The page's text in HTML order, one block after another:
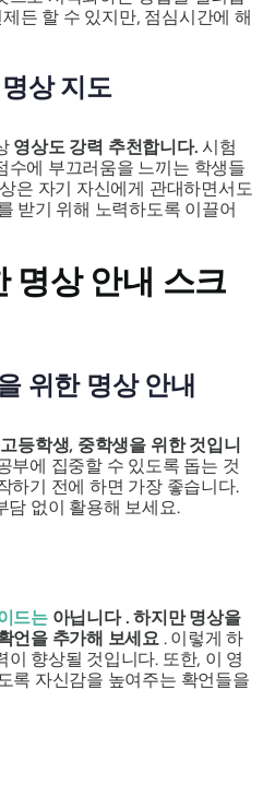
든 할 수 있지만, 점심시간에 해
상 지도
영상도 강력 추천합니다. 시험
수에 부끄러움을 느끼는 학생들
은 자기 자신에게 관대하면서도
받기 위해 노력하도록 이끌어
명상 안내 스크
위한 명상 안내
등학생, 중학생을 위한 것입니
부에 집중할 수 있도록 돕는 것
하기 전에 하면 가장 좋습니다.
담 없이 활용해 보세요.
드는 아닙니다 . 하지만 명상을
언을 추가해 보세요 . 이렇게 하
향상될 것입니다. 또한, 이 영
록 자신감을 높여주는 확언들을